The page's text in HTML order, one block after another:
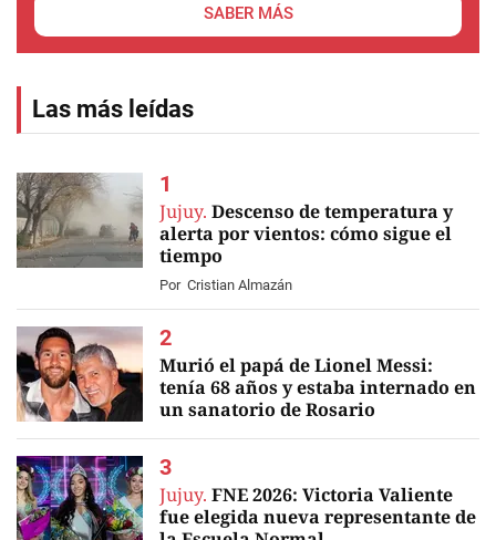
SABER MÁS
Las más leídas
Jujuy. Descenso de temperatura y
alerta por vientos: cómo sigue el
tiempo
Por Cristian Almazán
EN VIVO
Murió el papá de Lionel Messi:
tenía 68 años y estaba internado en
un sanatorio de Rosario
Jujuy. FNE 2026: Victoria Valiente
fue elegida nueva representante de